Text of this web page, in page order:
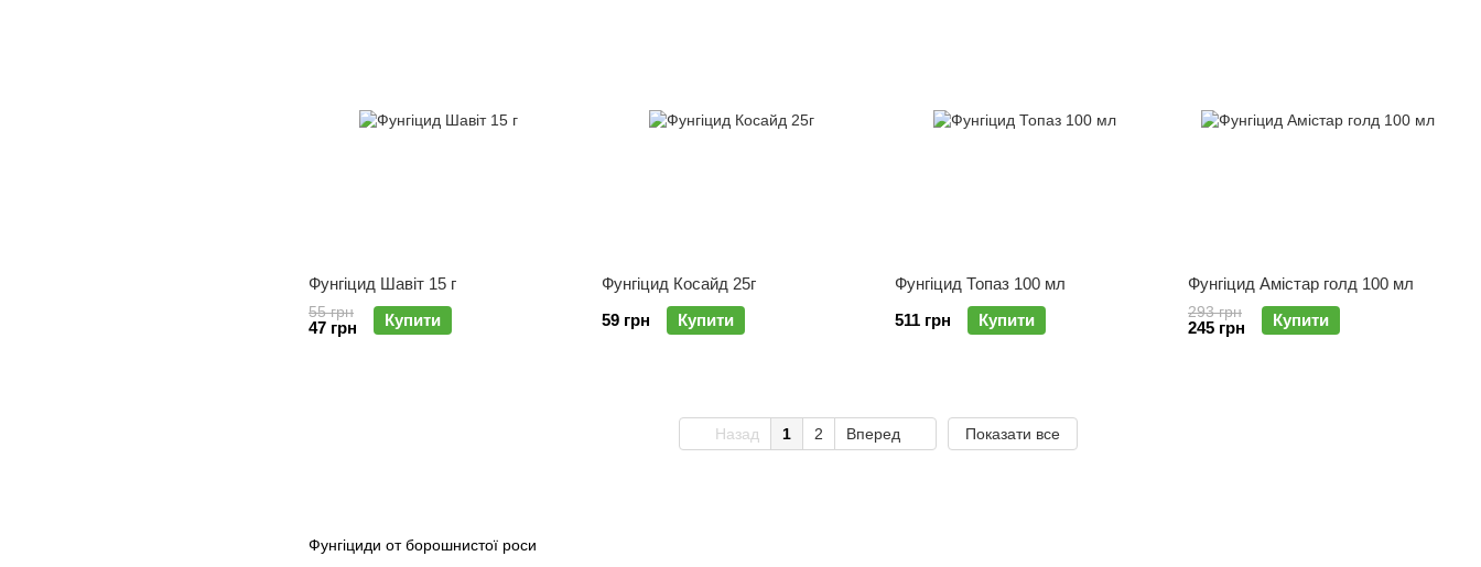
Фунгіциди от борошнистої роси
Фунгіцид Шавіт 15 г
55 грн
47 грн Купити
Фунгіцид Косайд 25г
59 грн
Купити
Фунгіцид Топаз 100 мл
511 грн
Купити
Фунгіцид Амістар голд 100 мл
293 грн
245 грн Купити
Назад 1 2 Вперед Показати все